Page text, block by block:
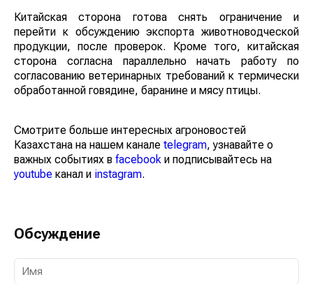
Китайская сторона готова снять ограничение и
перейти к обсуждению экспорта животноводческой
продукции, после проверок. Кроме того, китайская
сторона согласна параллельно начать работу по
согласованию ветеринарных требований к термически
обработанной говядине, баранине и мясу птицы.
Смотрите больше интересных агроновостей
Казахстана на нашем канале telegram, узнавайте о
важных событиях в facebook и подписывайтесь на
youtube канал и instagram.
Обсуждение